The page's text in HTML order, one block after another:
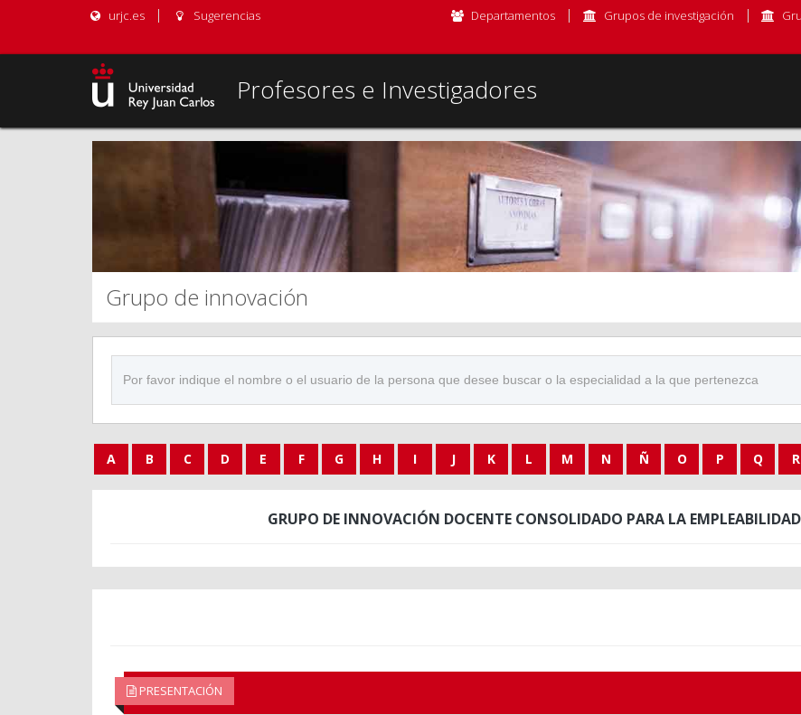
urjc.es Sugerencias Departamentos Grupos de investigación
Profesores e Investigadores
Grupo de innovación
A B C D E F G H I J K L M N Ñ O P Q R
GRUPO DE INNOVACIÓN DOCENTE CONSOLIDADO PARA LA
PRESENTACIÓN